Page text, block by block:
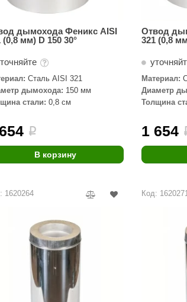
дымохода Феникс AISI
(0,8 мм) D 150 30°
Сталь AISI 321
дымохода: 150 мм
стали: 0,8 см
i
В корзину
Отвод
321 (0,8
Материал:
Диаметр
Толщина
1 654
1620264 Код: